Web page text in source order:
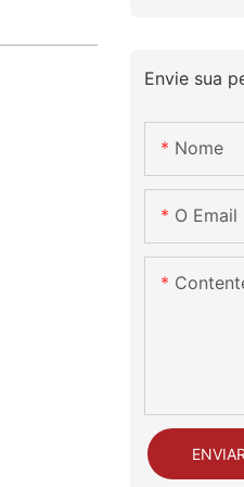
Envie sua
Nome
O Email